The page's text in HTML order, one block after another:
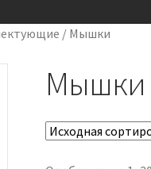
/ Мышки
Мышки